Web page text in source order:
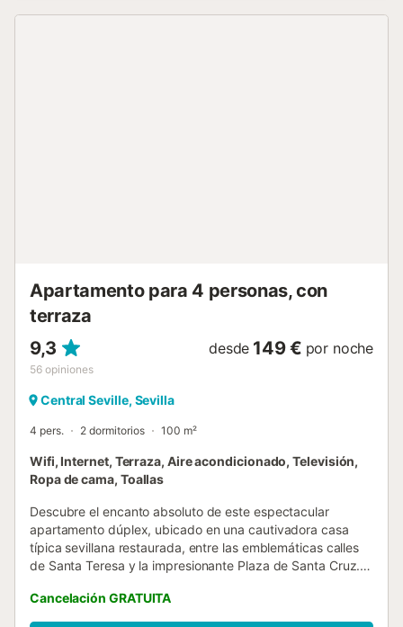
Apartamento para 4 personas, con
terraza
9,3
56 opiniones
desde 149 € por noche
Central Seville, Sevilla
4 pers. 2 dormitorios 100 m²
Wifi, Internet, Terraza, Aire acondicionado, Televisión,
Ropa de cama, Toallas
Descubre el encanto absoluto de este espectacular
apartamento dúplex, ubicado en una cautivadora casa
típica sevillana restaurada, entre las emblemáticas calles
de Santa Teresa y la impresionante Plaza de Santa Cruz.
meticulosamente los elementos arquitectónicos originales,
creando un espacio excepcional y un entorno único donde
Cancelación GRATUITA